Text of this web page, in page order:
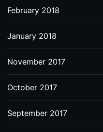
February 2018
January 2018
November 2017
October 2017
September 2017